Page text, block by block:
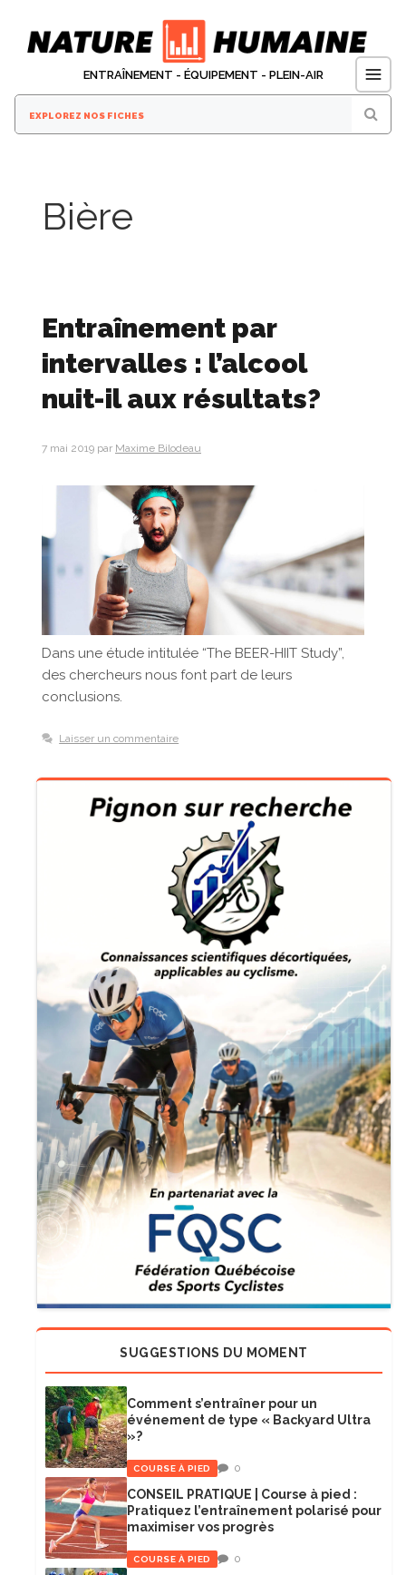
contenu
ENTRAÎNEMENT - ÉQUIPEMENT - PLEIN-AIR
Bière
Entraînement par
intervalles : l’alcool
nuit-il aux résultats?
7 mai 2019 par Maxime Bilodeau
Dans une étude intitulée “The BEER-HIIT Study”,
des chercheurs nous font part de leurs
conclusions.
Laisser un commentaire
SUGGESTIONS DU MOMENT
Comment s’entraîner pour un
événement de type « Backyard Ultra
»?
COURSE À PIED 0
CONSEIL PRATIQUE | Course à pied :
Pratiquez l’entraînement polarisé pour
maximiser vos progrès
COURSE À PIED 0